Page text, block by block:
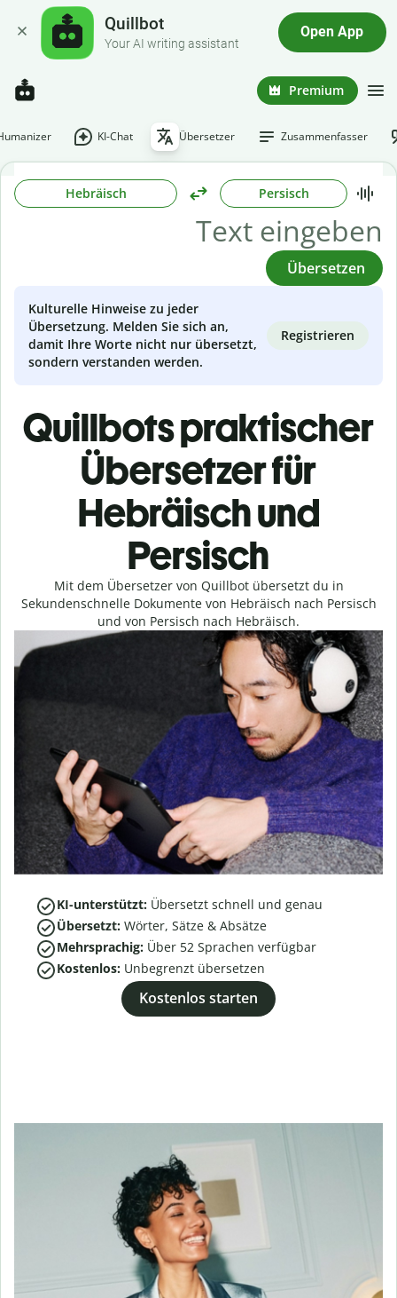
Quillbot
Your AI writing assistant
Open App
Premium
KI-Chat Übersetzer Zusammenfasser
Hebräisch Persisch
Übersetzen
Kulturelle Hinweise zu jeder
Übersetzung. Melden Sie sich an,
damit Ihre Worte nicht nur übersetzt,
sondern verstanden werden.
Registrieren
Quillbots praktischer
Übersetzer für
Hebräisch und
Persisch
Mit dem Übersetzer von Quillbot übersetzt du in
Sekundenschnelle Dokumente von Hebräisch nach Persisch
und von Persisch nach Hebräisch.
KI-unterstützt: Übersetzt schnell und genau
Übersetzt: Wörter, Sätze & Absätze
Mehrsprachig: Über 52 Sprachen verfügbar
Kostenlos: Unbegrenzt übersetzen
Kostenlos starten